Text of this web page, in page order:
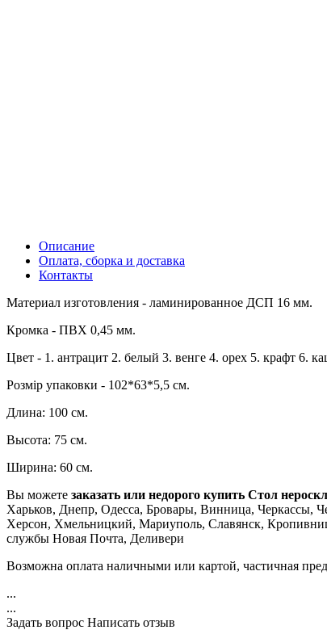
Описание
Оплата, сборка и доставка
Контакты
Материал изготовления - ламинированное ДСП 16 мм.
Кромка - ПВХ 0,45 мм.
Цвет - 1. антрацит 2. белый 3. венге 4. орех 5. крафт 6.
Розмір упаковки - 102*63*5,5 см.
Длина: 100 см.
Высота: 75 см.
Ширина: 60 см.
Вы можете заказать или недорого купить Стол
Харьков, Днепр, Одесса, Бровары, Винница, Черкассы,
Херсон, Хмельницкий, Мариуполь, Славянск,
службы Новая Почта, Деливери
Возможна оплата наличными или картой, частичная
...
...
Задать вопрос Написать отзыв